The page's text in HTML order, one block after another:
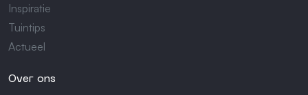
Inspiratie
Tuintips
Actueel
Over ons